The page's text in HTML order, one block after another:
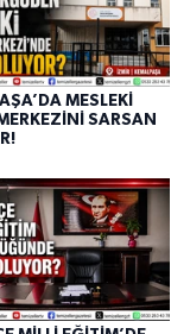
MESLEKİ
SARSAN